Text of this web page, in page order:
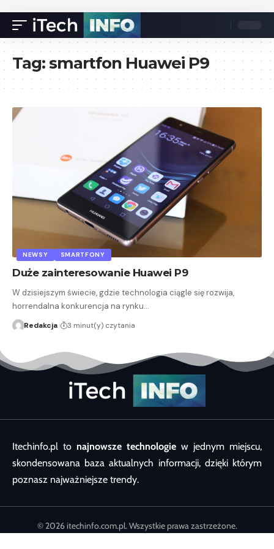
Tag:smartfon Huawei P9
NEWSY SMARTFONY
Duże zainteresowanie Huawei P9
W dzisiejszym świecie, gdzie technologia ciągle się rozwija,
horrendalna konkurencja na rynku…
Redakcja 3 minut(y) czytania
Itechinfo.pl to najnowsze technologie w jednym miejscu,
skondensowana baza aktualnych informacji, dzięki którym
poznasz najważniejsze trendy.
© 2026 itechinfo.com.pl. Wszystkie prawa zastrzeżone.